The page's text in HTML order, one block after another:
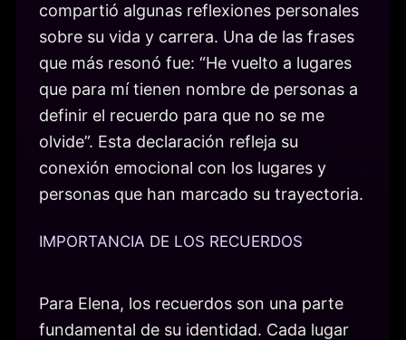
compartió algunas reflexiones personales
sobre su vida y carrera. Una de las frases
que más resonó fue: “He vuelto a lugares
que para mí tienen nombre de personas a
definir el recuerdo para que no se me
olvide”. Esta declaración refleja su
conexión emocional con los lugares y
personas que han marcado su trayectoria.
IMPORTANCIA DE LOS RECUERDOS
Para Elena, los recuerdos son una parte
fundamental de su identidad. Cada lugar